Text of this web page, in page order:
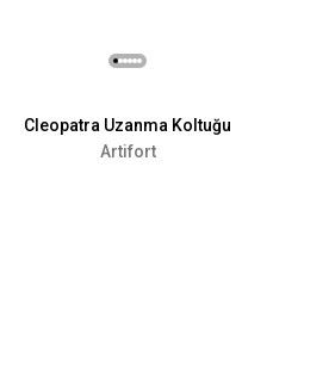
Cleopatra Uzanma Koltuğu
Artifort